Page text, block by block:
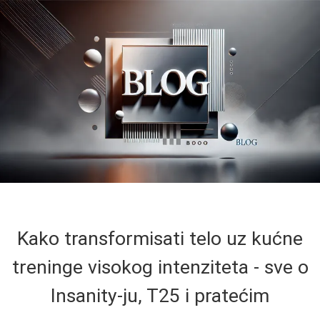
Kako transformisati telo uz kućne
treninge visokog intenziteta - sve o
Insanity-ju, T25 i pratećim